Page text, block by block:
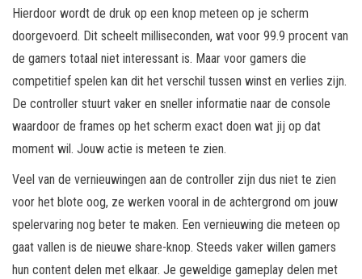
Hierdoor wordt de druk op een knop meteen op je scherm
doorgevoerd. Dit scheelt milliseconden, wat voor 99.9 procent van
de gamers totaal niet interessant is. Maar voor gamers die
competitief spelen kan dit het verschil tussen winst en verlies zijn.
De controller stuurt vaker en sneller informatie naar de console
waardoor de frames op het scherm exact doen wat jij op dat
moment wil. Jouw actie is meteen te zien.
Veel van de vernieuwingen aan de controller zijn dus niet te zien
voor het blote oog, ze werken vooral in de achtergrond om jouw
spelervaring nog beter te maken. Een vernieuwing die meteen op
gaat vallen is de nieuwe share-knop. Steeds vaker willen gamers
hun content delen met elkaar. Je geweldige gameplay delen met